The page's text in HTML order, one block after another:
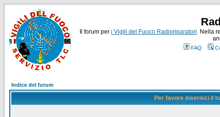
Il forum per i Vigili del Fuoco Radioriparatori. Nella
FAQ
Indice del forum
Per favore inserisci il